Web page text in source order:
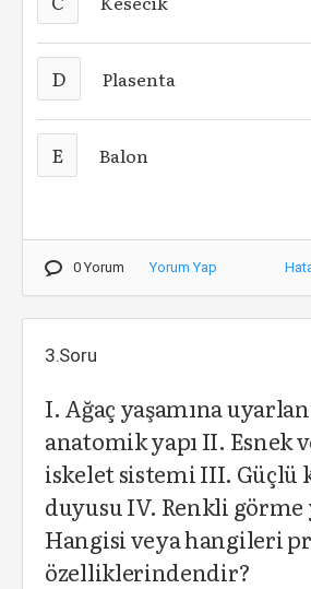
D Plasenta
E Balon
0 Yorum Yorum Yap
3.Soru
I. Ağaç yaşamına
anatomik yapı II. Esnek
iskelet sistemi III. Güçlü
duyusu IV. Renkli
Hangisi veya hangileri
özelliklerindendir?